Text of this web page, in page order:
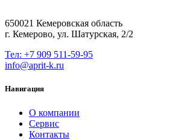
650021 Кемеровская область
г. Кемерово, ул. Шатурская, 2/2
Тел: +7 909 511-59-95
info@aprit-k.ru
Навигация
О компании
Сервис
Контакты